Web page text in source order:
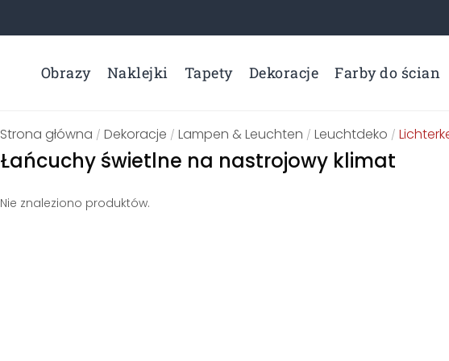
Obrazy Naklejki Tapety Dekoracje Farby do ścian
Strona główna / Dekoracje / Lampen & Leuchten / Leuchtdeko /
Łańcuchy świetlne na nastrojowy klimat
Nie znaleziono produktów.